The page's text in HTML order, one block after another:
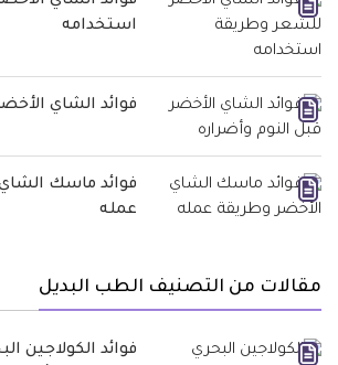
استخدامه
فوائد الشاي
فوائد ماسك
عمله
مقالات من التصنيف الطب البديل
فوائد الكولاجين